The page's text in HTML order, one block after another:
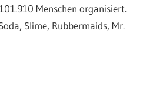
Menschen organisiert.
Slime, Rubbermaids, Mr.